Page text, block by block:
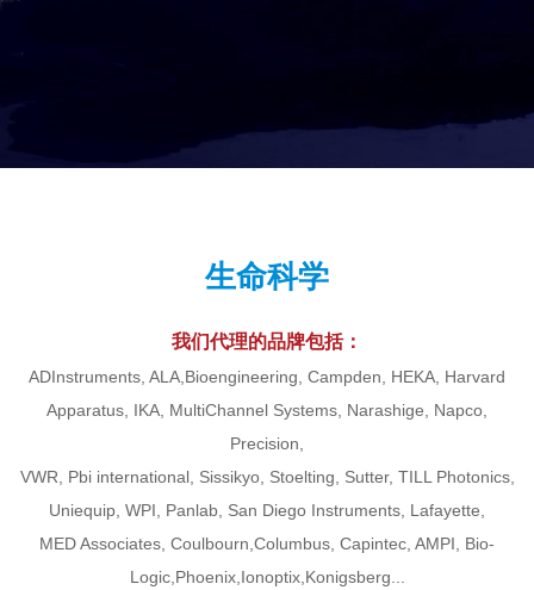
生命科学
我们代理的品牌包括：
ADInstruments, ALA,Bioengineering, Campden, HEKA, Harvard
Apparatus, IKA, MultiChannel Systems, Narashige, Napco,
Precision,
VWR, Pbi international, Sissikyo, Stoelting, Sutter, TILL Photonics,
Uniequip, WPI, Panlab, San Diego Instruments, Lafayette,
MED Associates, Coulbourn,Columbus, Capintec, AMPI, Bio-
Logic,Phoenix,Ionoptix,Konigsberg...